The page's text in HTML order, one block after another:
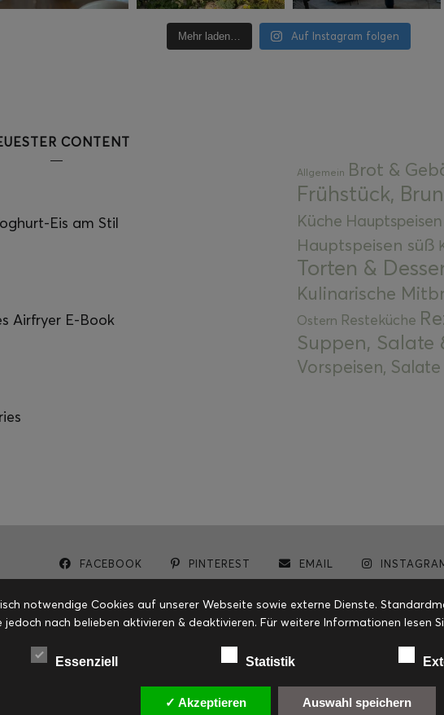
Mehr laden… Auf Instagram folgen
CONTENT
Eis am Stil
Airfryer E-Book
Allgemein Brot &
Frühstück,
Küche Hauptspeisen
Hauptspeisen süß
Torten &
Kulinarische
Ostern Resteküche
Suppen, Salate
Vorspeisen,
FACEBOOK PINTEREST EMAIL
notwendige Cookies auf unserer Webseite sowie externe Dienste.
jedoch nach belieben aktivieren & deaktivieren. Für weitere Informationen lesen
Essenziell Statistik
✓ Akzeptieren Auswahl speichern